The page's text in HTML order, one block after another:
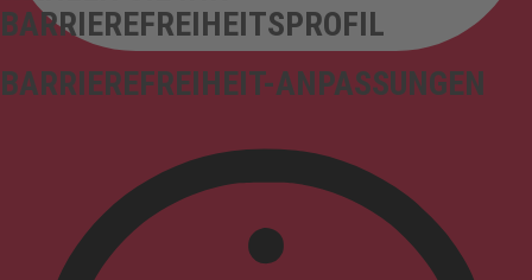
BARRIEREFREIHEIT-ANPASSUNGEN
BARRIEREFREIHEITSPROFIL